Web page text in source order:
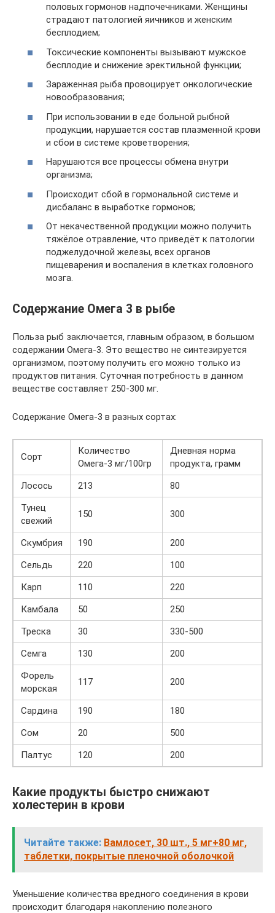
половых гормонов надпочечниками. Женщины
страдают патологией яичников и женским
бесплодием;
Токсические компоненты вызывают мужское
бесплодие и снижение эректильной функции;
Зараженная рыба провоцирует онкологические
новообразования;
При использовании в еде больной рыбной
продукции, нарушается состав плазменной крови
и сбои в системе кроветворения;
Нарушаются все процессы обмена внутри
организма;
Происходит сбой в гормональной системе и
дисбаланс в выработке гормонов;
От некачественной продукции можно получить
тяжёлое отравление, что приведёт к патологии
поджелудочной железы, всех органов
пищеварения и воспаления в клетках головного
мозга.
Содержание Омега 3 в рыбе
Польза рыб заключается, главным образом, в большом
содержании Омега-3. Это вещество не синтезируется
организмом, поэтому получить его можно только из
продуктов питания. Суточная потребность в данном
веществе составляет 250-300 мг.
Содержание Омега-3 в разных сортах:
Сорт
Количество
Омега-3 мг/100гр
Дневная норма
продукта, грамм
Лосось
213
80
Тунец
свежий
150 300
Скумбрия 190
200
Сельдь
220
100
Карп
110
220
Камбала
50
250
Треска
30
330-500
Семга
130
200
Форель
морская
117 200
Сардина 190
180
Сом
20
500
Палтус
120 200
Какие продукты быстро снижают
холестерин в крови
Читайте также: Вамлосет, 30 шт., 5 мг+80 мг,
таблетки, покрытые пленочной оболочкой
Уменьшение количества вредного соединения в крови
происходит благодаря накоплению полезного